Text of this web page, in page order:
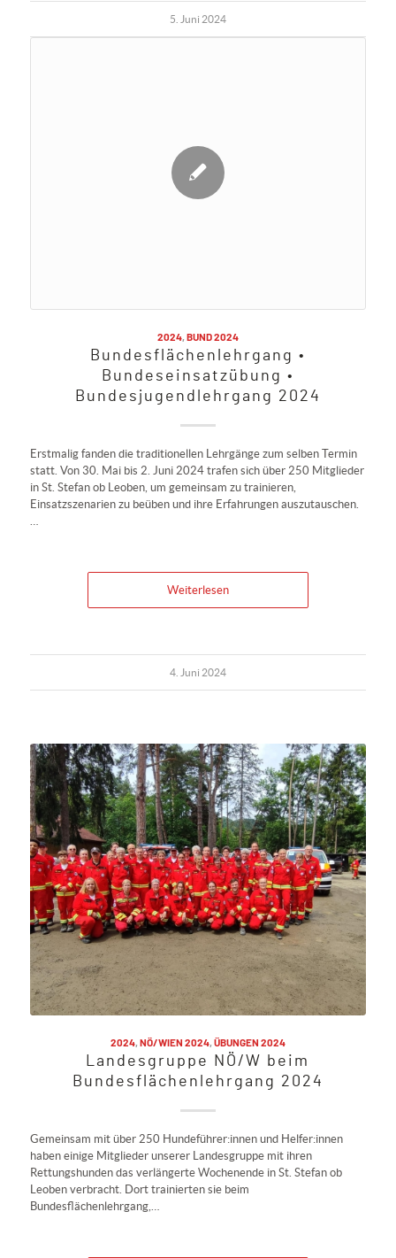
5. Juni 2024
2024, BUND 2024
Bundesflächenlehrgang •
Bundeseinsatzübung •
Bundesjugendlehrgang 2024
Erstmalig fanden die traditionellen Lehrgänge zum selben Termin
statt. Von 30. Mai bis 2. Juni 2024 trafen sich über 250 Mitglieder
in St. Stefan ob Leoben, um gemeinsam zu trainieren,
Einsatzszenarien zu beüben und ihre Erfahrungen auszutauschen.
Weiterlesen
4. Juni 2024
2024, NÖ/WIEN 2024, ÜBUNGEN 2024
Landesgruppe NÖ/W beim
Bundesflächenlehrgang 2024
Gemeinsam mit über 250 Hundeführer:innen und Helfer:innen
haben einige Mitglieder unserer Landesgruppe mit ihren
Rettungshunden das verlängerte Wochenende in St. Stefan ob
Leoben verbracht. Dort trainierten sie beim
Bundesflächenlehrgang,…